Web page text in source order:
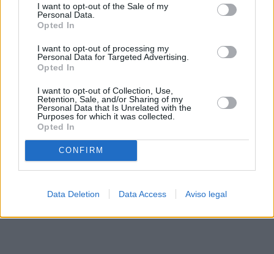
cualquier momento entrando de nuevo en este sitio web o
visitando nuestra política de privacidad.
I want to opt-out of the Sale of my
Personal Data.
Opted In
I want to opt-out of processing my
Personal Data for Targeted Advertising.
Opted In
I want to opt-out of Collection, Use,
Retention, Sale, and/or Sharing of my
Personal Data that Is Unrelated with the
Purposes for which it was collected.
Opted In
CONFIRM
Data Deletion Data Access Aviso legal